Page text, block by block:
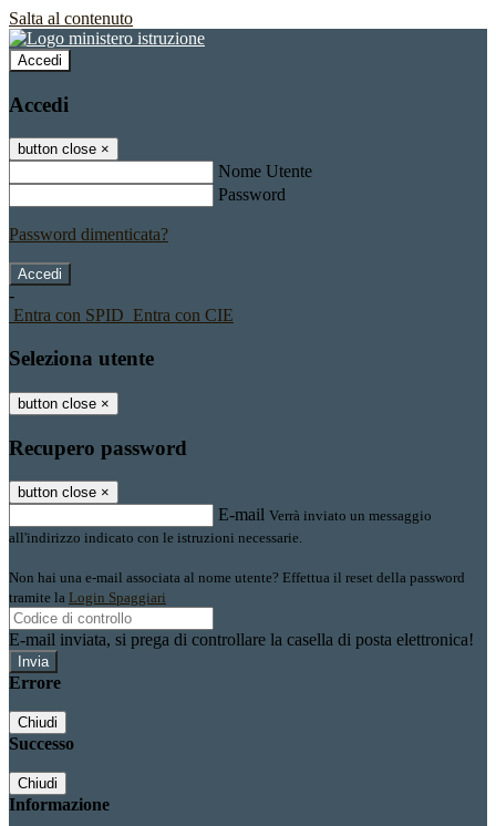
Salta al contenuto
Accedi
Accedi
button close ×
Nome Utente
Password
Password dimenticata?
-
Entra con SPID Entra con CIE
Seleziona utente
button close ×
Recupero password
button close ×
E-mail Verrà inviato un messaggio
all'indirizzo indicato con le istruzioni necessarie.
Non hai una e-mail associata al nome utente? Effettua il reset della password
tramite la Login Spaggiari
E-mail inviata, si prega di controllare la casella di posta elettronica!
Errore
Chiudi
Successo
Chiudi
Informazione